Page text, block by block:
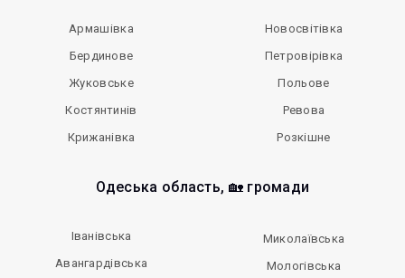
Армашівка
Бердинове
Жуковське
Костянтинів
Крижанівка
Новосвітівка
Петровірівка
Польове
Ревова
Розкішне
Одеська область, 🏡 громади
Іванівська
Авангардівська
Миколаївська
Мологівська